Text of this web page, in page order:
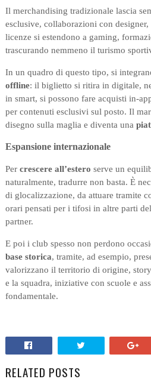
Il merchandising tradizionale lascia
esclusive, collaborazioni con
licenze si estendono a gaming,
trascurando nemmeno il turismo
In un quadro di questo tipo, si
offline: il biglietto si ritira in digitale,
in smart, si possono fare acquisti in-
per contenuti esclusivi sul posto. Il
disegno sulla maglia e diventa una
Espansione internazionale
Per crescere all’estero serve un
naturalmente, tradurre non basta. È
di glocalizzazione, da attuare tramite
orari pensati per i tifosi in altre parti
partner.
E poi i club spesso non perdono
base storica, tramite, ad esempio,
valorizzano il territorio di origine,
e la squadra, iniziative con scuole e
fondamentale.
RELATED POSTS